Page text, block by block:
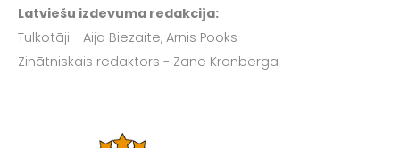
Latviešu izdevuma redakcija:
Tulkotāji - Aija Biezaite, Arnis Pooks
Zinātniskais redaktors - Zane Kronberga